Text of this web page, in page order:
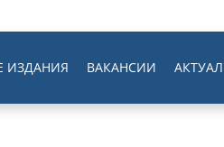
ИЗДАНИЯ ВАКАНСИИ